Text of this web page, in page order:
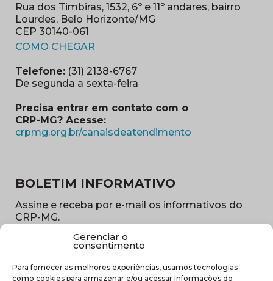
Gerenciar o
consentimento
Para fornecer as melhores experiências, usamos tecnologias
como cookies para armazenar e/ou acessar informações do
Rua dos Timbiras, 1532, 6º e 11º andares, bairro
Lourdes, Belo Horizonte/MG
CEP 30140-061
COMO CHEGAR
Telefone: (31) 2138-6767
De segunda a sexta-feira
Precisa entrar em contato com o
CRP-MG? Acesse:
crpmg.org.br/canaisdeatendimento
BOLETIM INFORMATIVO
Assine e receba por e-mail os informativos do
CRP-MG.
E-